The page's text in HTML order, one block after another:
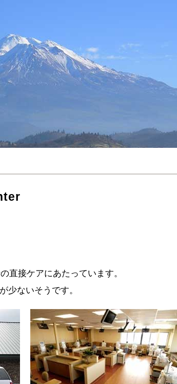
直接ケアにあたっています。
少ないそうです。